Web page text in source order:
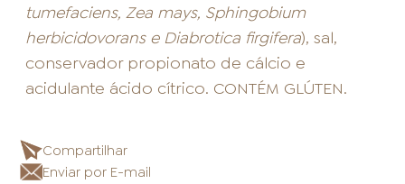
tumefaciens, Zea mays, Sphingobium
herbicidovorans e Diabrotica firgifera), sal,
conservador propionato de cálcio e
acidulante ácido cítrico. CONTÉM GLÚTEN.
Compartilhar
Enviar por E-mail